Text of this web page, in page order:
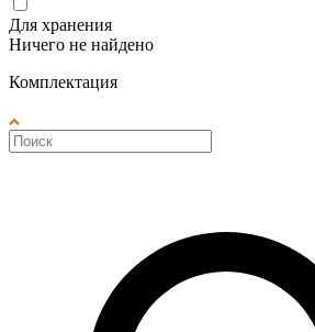
Для хранения
Ничего не найдено
Комплектация